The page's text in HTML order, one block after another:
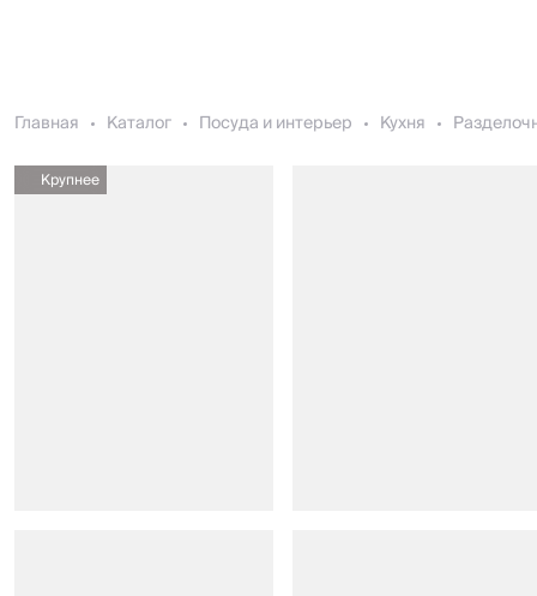
Главная Каталог Посуда и интерьер Кухня
Крупнее